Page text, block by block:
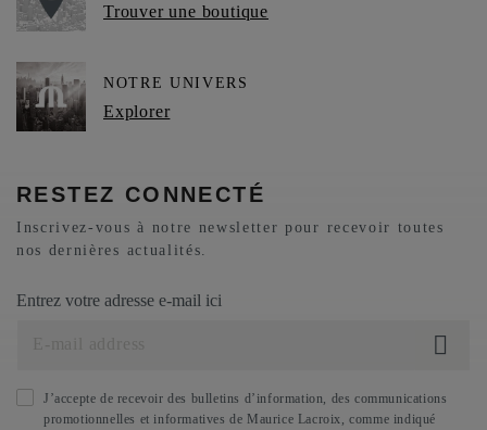
Trouver une boutique
NOTRE UNIVERS
Explorer
RESTEZ CONNECTÉ
Inscrivez-vous à notre newsletter pour recevoir toutes
nos dernières actualités.
Entrez votre adresse e-mail ici
J’accepte de recevoir des bulletins d’information, des communications
promotionnelles et informatives de Maurice Lacroix, comme indiqué